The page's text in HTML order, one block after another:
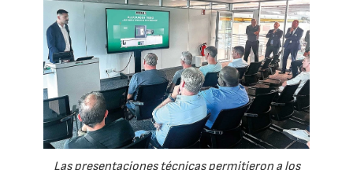
Las presentaciones técnicas permitieron a los